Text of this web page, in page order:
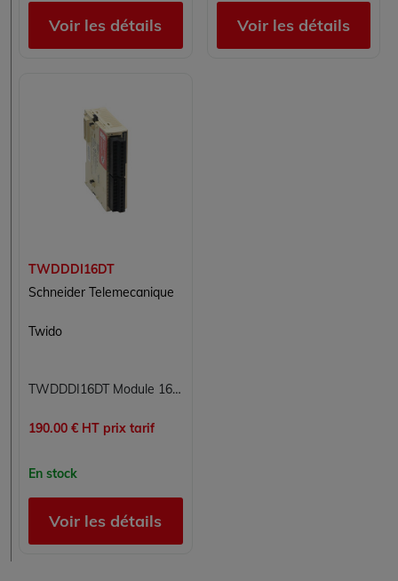
Voir les détails Voir les détails
TWDDDI16DT
Schneider Telemecanique
Twido
TWDDDI16DT Module 16 entrées numériques Twido Schneider Telemecanique
190.00 € HT prix tarif
En stock
Voir les détails